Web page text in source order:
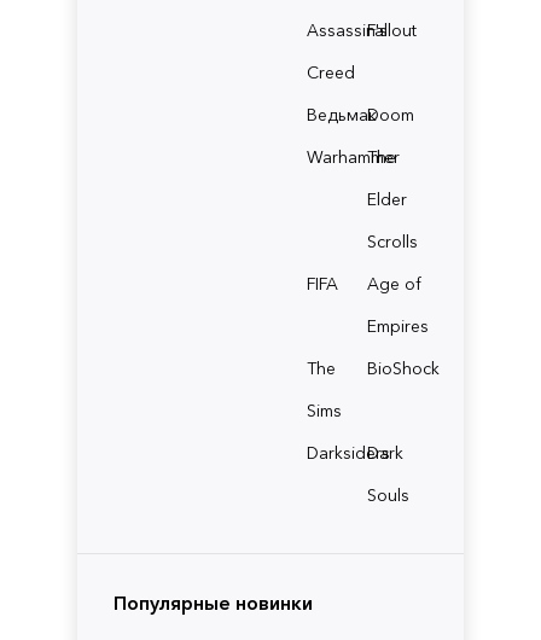
Assassin's
Creed
Fallout
ВедьмакDoom
Warhammer
The
Elder
Scrolls
FIFA
Age of
Empires
The
Sims
BioShock
Darksiders
Dark
Souls
Популярные новинки